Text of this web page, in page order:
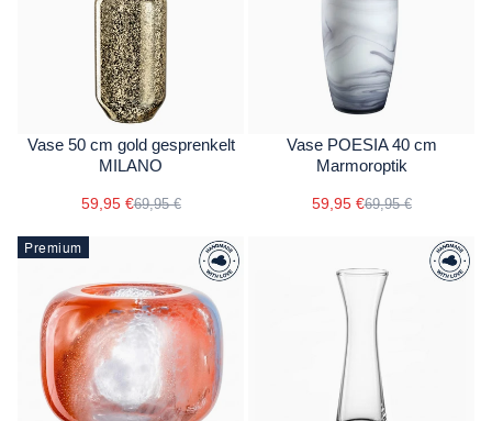
Vase 50 cm gold gesprenkelt
MILANO
59,95 €69,95 €
Vase POESIA 40 cm
Marmoroptik
59,95 €69,95 €
Premium